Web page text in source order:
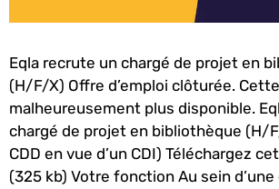
Eqla recrute un chargé de projet en
(H/F/X) Offre d’emploi clôturée.
malheureusement plus disponible.
chargé de projet en bibliothèque (H/
CDD en vue d’un CDI) Téléchargez
(325 kb) Votre fonction Au sein